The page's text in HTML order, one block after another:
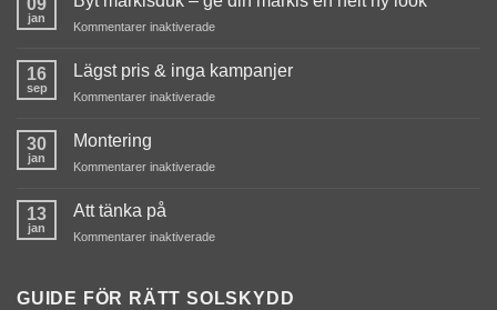
09
jan
Kommentarer inaktiveradeför
markisduk
ge
16
sep
Lägst pris & inga kampanjer
Kommentarer inaktiveradeför
inga
30
jan
Montering
Kommentarer inaktiveradeför
13
jan
Att tänka på
Kommentarer inaktiveradeför
på
GUIDE FÖR RÄTT SOLSKYDD